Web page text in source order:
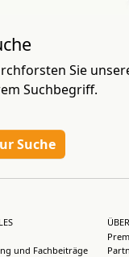
Sie
Suchbegriff.
Suche
und Fachbeiträge